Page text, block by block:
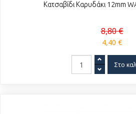
Κατσαβίδι Καρυδάκι 12mm
8,80 €
4,40 €